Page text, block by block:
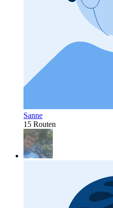
Sanne
15 Routen